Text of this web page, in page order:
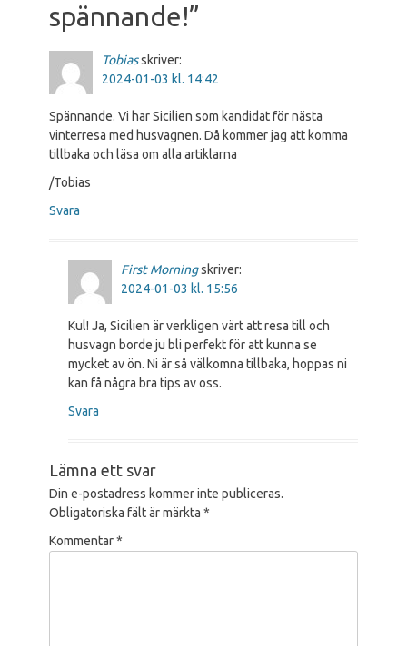
spännande!”
Tobiasskriver:
2024-01-03 kl. 14:42
Spännande. Vi har Sicilien som kandidat för nästa
vinterresa med husvagnen. Då kommer jag att komma
tillbaka och läsa om alla artiklarna
/Tobias
Svara
First Morningskriver:
2024-01-03 kl. 15:56
Kul! Ja, Sicilien är verkligen värt att resa till och
husvagn borde ju bli perfekt för att kunna se
mycket av ön. Ni är så välkomna tillbaka, hoppas ni
kan få några bra tips av oss.
Svara
Lämna ett svar
Din e-postadress kommer inte publiceras.
Obligatoriska fält är märkta *
Kommentar*